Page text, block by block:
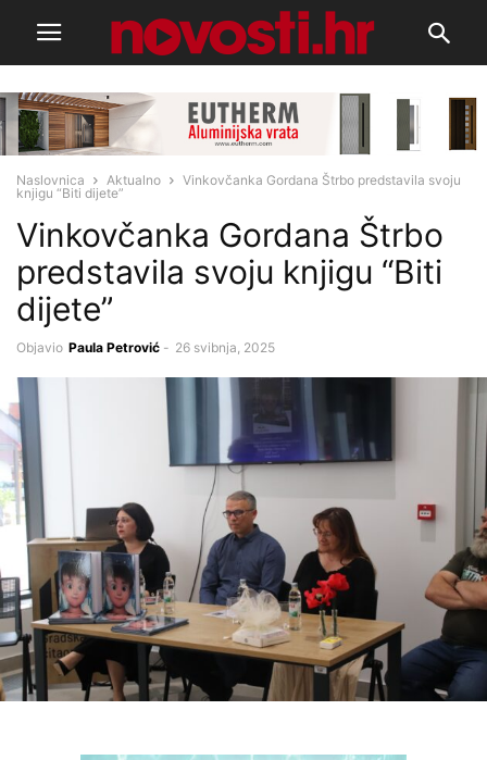
Naslovnica Aktualno
Vinkovčanka Gordana Štrbo predstavila svoju
knjigu “Biti dijete”
Vinkovčanka Gordana Štrbo
predstavila svoju knjigu “Biti
dijete”
Objavio Paula Petrović - 26 svibnja, 2025